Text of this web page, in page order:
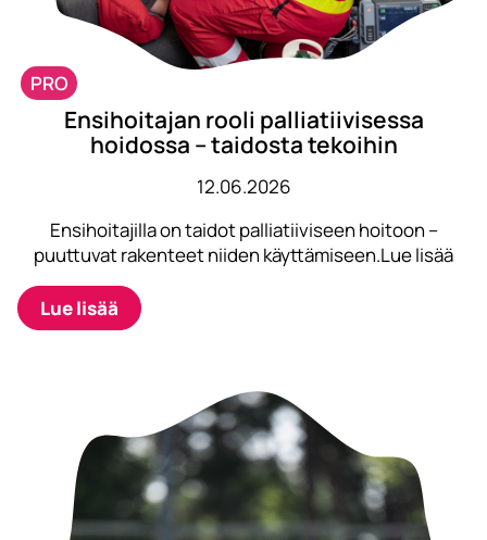
PRO
Ensihoitajan rooli palliatiivisessa
hoidossa – taidosta tekoihin
12.06.2026
Ensihoitajilla on taidot palliatiiviseen hoitoon –
puuttuvat rakenteet niiden käyttämiseen.Lue lisää
Lue lisää